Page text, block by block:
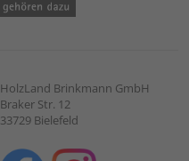
HolzLand Brinkmann GmbH
Braker Str. 12
33729 Bielefeld